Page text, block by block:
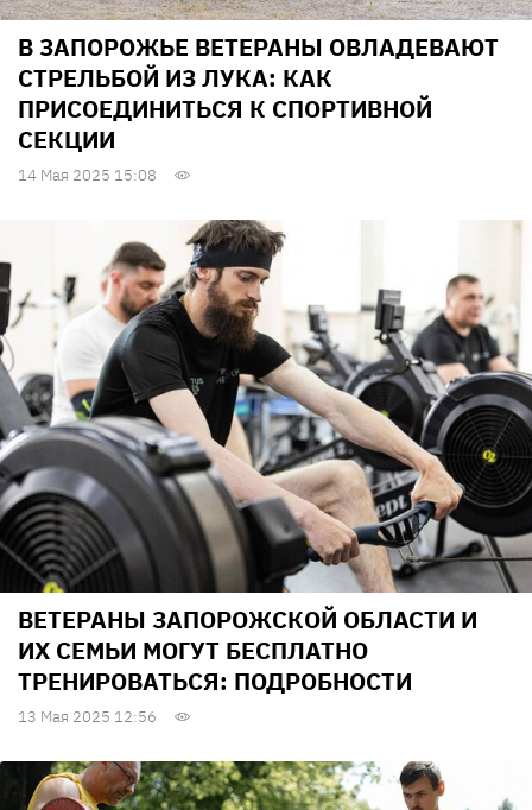
В ЗАПОРОЖЬЕ ВЕТЕРАНЫ ОВЛАДЕВАЮТ
СТРЕЛЬБОЙ ИЗ ЛУКА: КАК
ПРИСОЕДИНИТЬСЯ К СПОРТИВНОЙ
СЕКЦИИ
14 Мая 2025 15:08
ВЕТЕРАНЫ ЗАПОРОЖСКОЙ ОБЛАСТИ И
ИХ СЕМЬИ МОГУТ БЕСПЛАТНО
ТРЕНИРОВАТЬСЯ: ПОДРОБНОСТИ
13 Мая 2025 12:56